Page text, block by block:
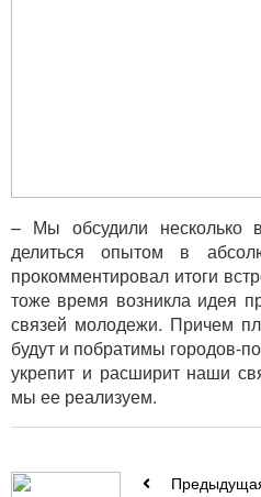
– Мы обсудили несколько
делиться опытом в
прокомментировал итоги
тоже время возникла идея
связей молодежи. Причем
будут и побратимы городов-
укрепит и расширит наши
мы ее реализуем.